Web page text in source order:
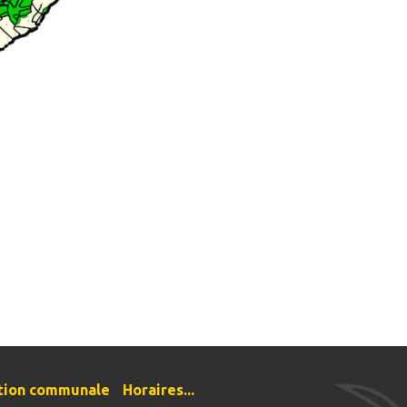
communale Horaires...